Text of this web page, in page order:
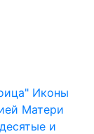
Иконы
Матери
и